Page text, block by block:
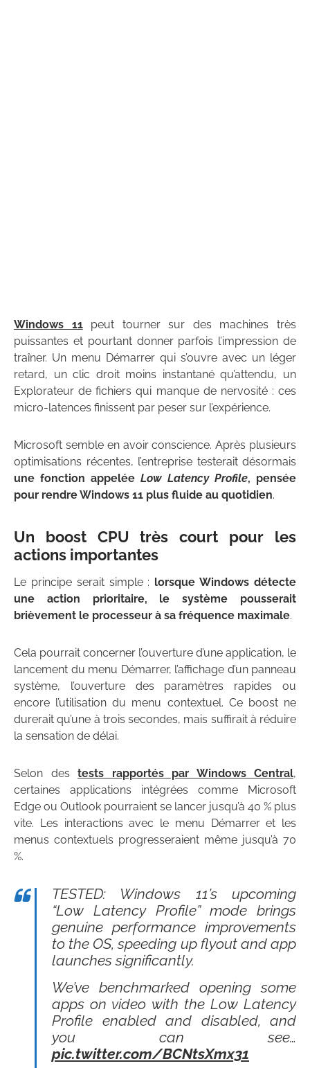
Windows 11peut tourner sur des machines très
puissantes et pourtant donner parfois l’impression de
traîner. Un menu Démarrer qui s’ouvre avec un léger
retard, un clic droit moins instantané qu’attendu, un
Explorateur de fichiers qui manque de nervosité : ces
micro-latences finissent par peser sur l’expérience.
Microsoft semble en avoir conscience. Après plusieurs
optimisations récentes, l’entreprise testerait désormais
une fonction appelée Low Latency Profile, pensée
pour rendre Windows 11 plus fluide au quotidien.
Un boost CPU très court pour les
actions importantes
Le principe serait simple : lorsque Windows détecte
une action prioritaire, le système pousserait
brièvement le processeur à sa fréquence maximale.
Cela pourrait concerner l’ouverture d’une application, le
lancement du menu Démarrer, l’affichage d’un panneau
système, l’ouverture des paramètres rapides ou
encore l’utilisation du menu contextuel. Ce boost ne
durerait qu’une à trois secondes, mais suffirait à réduire
la sensation de délai.
Selon des tests rapportés par Windows Central,
certaines applications intégrées comme Microsoft
Edge ou Outlook pourraient se lancer jusqu’à 40 % plus
vite. Les interactions avec le menu Démarrer et les
menus contextuels progresseraient même jusqu’à 70
%.
TESTED: Windows 11’s upcoming
“Low Latency Profile” mode brings
genuine performance improvements
to the OS, speeding up flyout and app
launches significantly.
We’ve benchmarked opening some
apps on video with the Low Latency
Profile enabled and disabled, and
you can see…
pic.twitter.com/BCNtsXmx31